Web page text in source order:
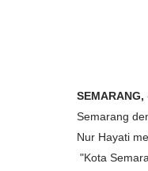
SEMARANG,
Semarang
Nur Hayati
"Kota